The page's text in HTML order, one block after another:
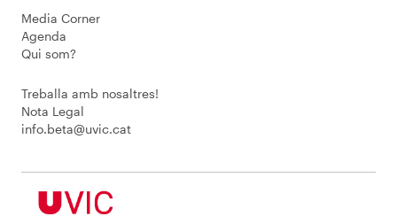
Media Corner
Agenda
Qui som?
Treballa amb nosaltres!
Nota Legal
info.beta@uvic.cat